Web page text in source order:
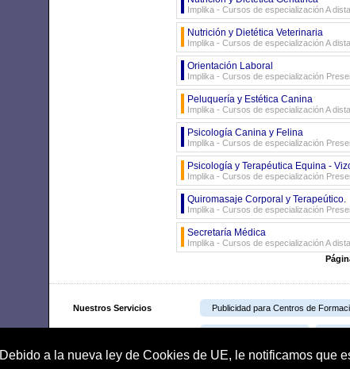
Debido a la nueva ley de Cookies de UE, le notificamos que
Implika - Cursos de especialización A
Nutrición y Dietética Veterinaria
Implika - Cursos de especialización A
Orientación Laboral
Implika - Cursos de especialización
Peluquería y Estética Canina
Implika - Cursos de especialización A
Psicología Canina y Felina
Implika - Cursos de especialización
Psicología y Terapéutica Equina -
Implika - Cursos de especialización
Quiromasaje Corporal y Terapeútico.
Implika - Cursos de especialización
Secretaría Médica
Implika - Cursos de especialización A
Nuestros Servicios Publicidad para Centros de
Formas de Contacto info@portalformativo.com